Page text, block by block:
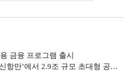
금융 프로그램 출시
’에서 2.9조 규모 초대형 공사계약 체결